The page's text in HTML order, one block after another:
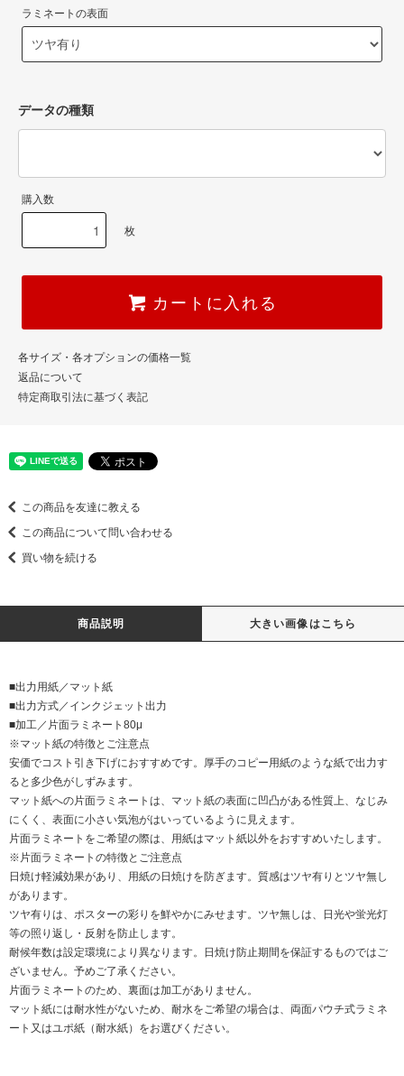
ラミネートの表面
データの種類
購入数
枚
カートに入れる
各サイズ・各オプションの価格一覧
返品について
特定商取引法に基づく表記
この商品を友達に教える
この商品について問い合わせる
買い物を続ける
商品説明 大きい画像はこちら
■出力用紙／マット紙
■出力方式／インクジェット出力
■加工／片面ラミネート80μ
※マット紙の特徴とご注意点
安価でコスト引き下げにおすすめです。厚手のコピー用紙のような紙で出力す
ると多少色がしずみます。
マット紙への片面ラミネートは、マット紙の表面に凹凸がある性質上、なじみ
にくく、表面に小さい気泡がはいっているように見えます。
片面ラミネートをご希望の際は、用紙はマット紙以外をおすすめいたします。
※片面ラミネートの特徴とご注意点
日焼け軽減効果があり、用紙の日焼けを防ぎます。質感はツヤ有りとツヤ無し
があります。
ツヤ有りは、ポスターの彩りを鮮やかにみせます。ツヤ無しは、日光や蛍光灯
等の照り返し・反射を防止します。
耐候年数は設定環境により異なります。日焼け防止期間を保証するものではご
ざいません。予めご了承ください。
片面ラミネートのため、裏面は加工がありません。
マット紙には耐水性がないため、耐水をご希望の場合は、両面パウチ式ラミネ
ート又はユポ紙（耐水紙）をお選びください。